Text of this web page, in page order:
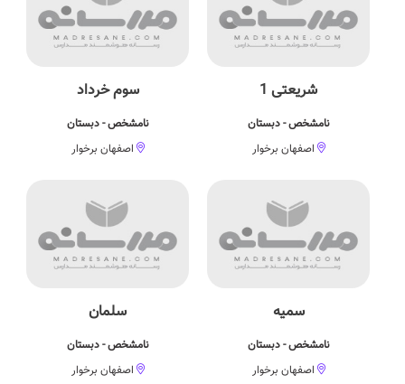
شریعتی 1
نامشخص - دبستان
اصفهان برخوار
سوم خرداد
نامشخص - دبستان
اصفهان برخوار
سمیه
نامشخص - دبستان
اصفهان برخوار
سلمان
نامشخص - دبستان
اصفهان برخوار